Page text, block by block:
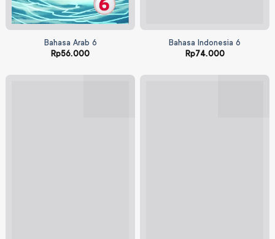
Bahasa Arab 6
Rp56.000
Bahasa Indonesia 6
Rp74.000